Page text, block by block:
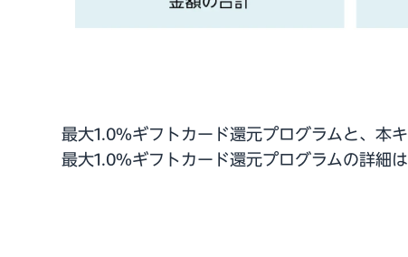
最大1.0%ギフトカード還元プログラムと、本
最大1.0%ギフトカード還元プログラムの詳細は